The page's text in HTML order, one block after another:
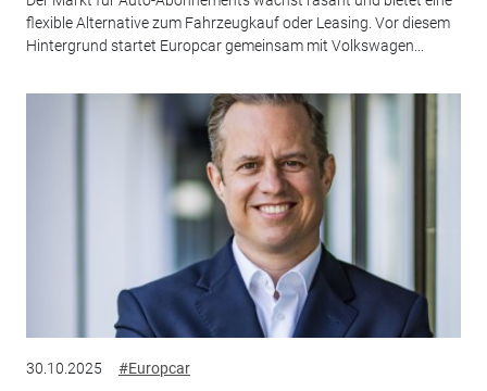
flexible Alternative zum Fahrzeugkauf oder Leasing. Vor diesem
Hintergrund startet Europcar gemeinsam mit Volkswagen...
30.10.2025 #Europcar